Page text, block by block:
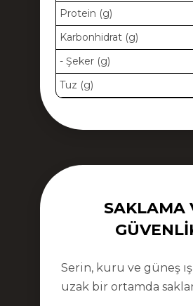
Protein (g)
Karbonhidrat (g)
- Şeker (g)
Tuz (g)
SAKLAMA
Serin, kuru ve güneş
uzak bir ortamda